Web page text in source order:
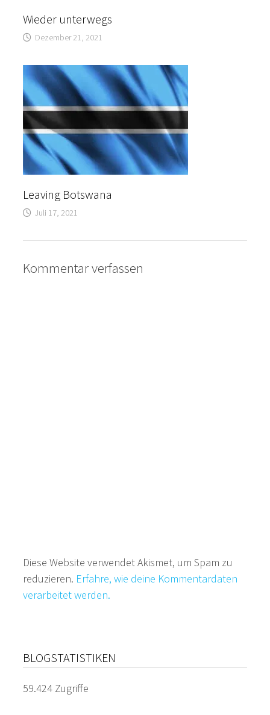
Wieder unterwegs
Dezember 21, 2021
Leaving Botswana
Juli 17, 2021
Kommentar verfassen
Diese Website verwendet Akismet, um Spam zu
reduzieren. Erfahre, wie deine Kommentardaten
verarbeitet werden.
BLOGSTATISTIKEN
59.424 Zugriffe